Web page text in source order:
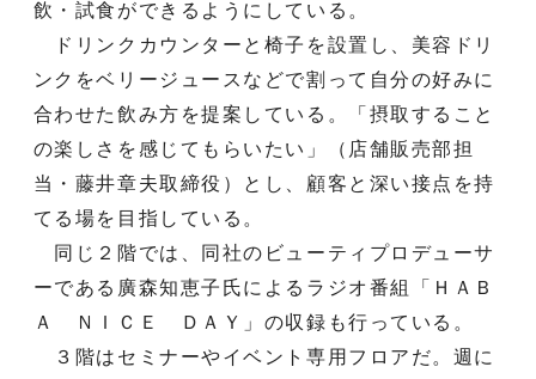
飲・試食ができるようにしている。
ドリンクカウンターと椅子を設置し、美容ドリ
ンクをベリージュースなどで割って自分の好みに
合わせた飲み方を提案している。「摂取すること
の楽しさを感じてもらいたい」（店舗販売部担
当・藤井章夫取締役）とし、顧客と深い接点を持
てる場を目指している。
同じ２階では、同社のビューティプロデューサ
ーである廣森知恵子氏によるラジオ番組「ＨＡＢ
Ａ ＮＩＣＥ ＤＡＹ」の収録も行っている。
３階はセミナーやイベント専用フロアだ。週に